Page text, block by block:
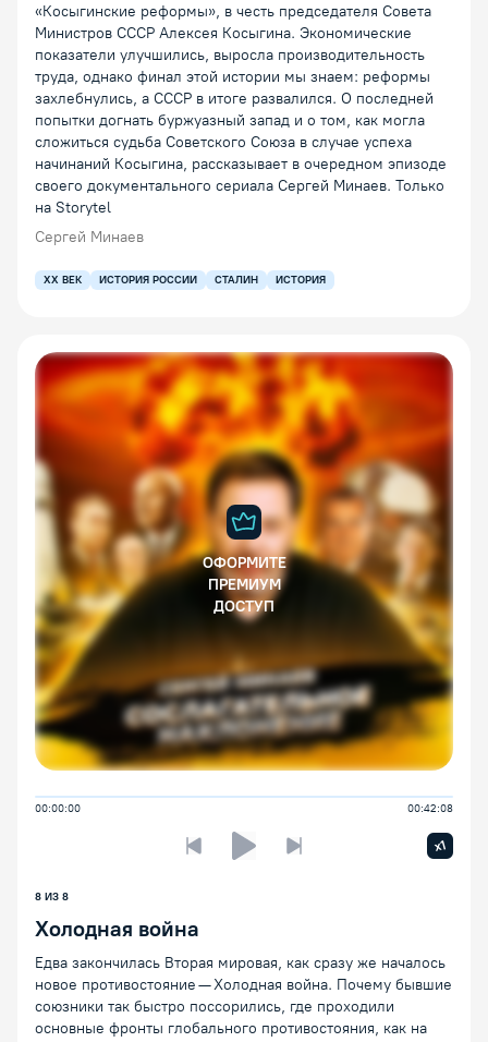
«Косыгинские реформы», в честь председателя Совета
Министров СССР Алексея Косыгина. Экономические
показатели улучшились, выросла производительность
труда, однако финал этой истории мы знаем: реформы
захлебнулись, а СССР в итоге развалился. О последней
попытки догнать буржуазный запад и о том, как могла
сложиться судьба Советского Союза в случае успеха
начинаний Косыгина, рассказывает в очередном эпизоде
своего документального сериала Сергей Минаев. Только
на Storytel
Сергей Минаев
XX ВЕК ИСТОРИЯ РОССИИ СТАЛИН ИСТОРИЯ
ОФОРМИТЕ
ПРЕМИУМ
ДОСТУП
00:00:00 00:42:08
Предыдущая лекцияСледующая лекция
x1
8 ИЗ 8
Холодная война
Едва закончилась Вторая мировая, как сразу же началось
новое противостояние — Холодная война. Почему бывшие
союзники так быстро поссорились, где проходили
основные фронты глобального противостояния, как на